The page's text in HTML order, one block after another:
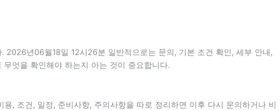
2026년06월18일 12시26분 일반적으로는 문의, 기본 조건 확인, 세부 안내,
엇을 확인해야 하는지 아는 것이 중요합니다.
, 조건, 일정, 준비사항, 주의사항을 따로 정리하면 이후 다시 문의하거나 비